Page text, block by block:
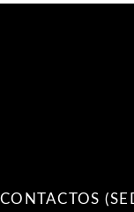
CONTACTOS